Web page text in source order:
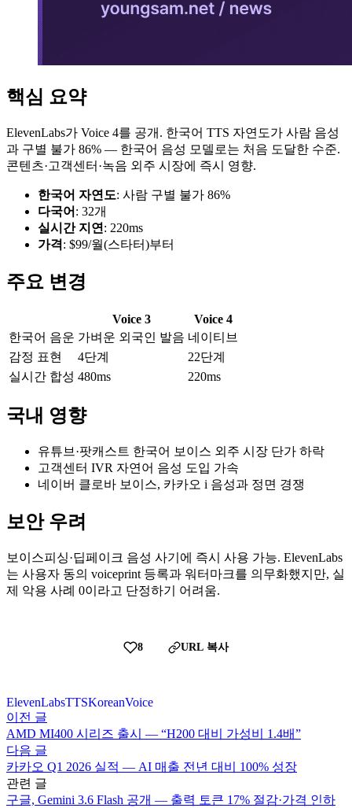
핵심 요약
ElevenLabs가 Voice 4를 공개. 한국어 TTS 자연도가 사람 음성
과 구별 불가 86% — 한국어 음성 모델로는 처음 도달한 수준.
콘텐츠·고객센터·녹음 외주 시장에 즉시 영향.
한국어 자연도: 사람 구별 불가 86%
다국어 : 32개
실시간 지연 : 220ms
가격: $99/월(스타터)부터
주요 변경
Voice 3
Voice 4
한국어 음운 가벼운 외국인 발음 네이티브
감정 표현
4단계
22단계
실시간 합성 480ms 220ms
국내 영향
유튜브·팟캐스트 한국어 보이스 외주 시장 단가 하락
고객센터 IVR 자연어 음성 도입 가속
네이버 클로바 보이스, 카카오 i 음성과 정면 경쟁
보안 우려
보이스피싱·딥페이크 음성 사기에 즉시 사용 가능. ElevenLabs
는 사용자 동의 voiceprint 등록과 워터마크를 의무화했지만, 실
제 악용 사례 0이라고 단정하기 어려움.
8 URL 복사
ElevenLabsTTSKoreanVoice
이전 글
AMD MI400 시리즈 출시 — “H200 대비 가성비 1.4배”
다음 글
카카오 Q1 2026 실적 — AI 매출 전년 대비 100% 성장
관련 글
구글, Gemini 3.6 Flash 공개 — 출력 토큰 17% 절감·가격 인하